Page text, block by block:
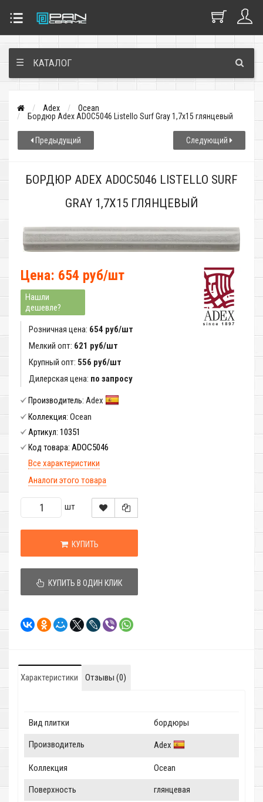
☰ КАТАЛОГ
Adex
Ocean
Бордюр Adex ADOC5046 Listello Surf Gray 1,7x15 глянцевый
Предыдущий Следующий
БОРДЮР ADEX ADOC5046 LISTELLO SURF
GRAY 1,7X15 ГЛЯНЦЕВЫЙ
Цена: 654 руб/шт
Нашли
дешевле?
Розничная цена: 654 руб/шт
Мелкий опт: 621 руб/шт
Крупный опт: 556 руб/шт
Дилерская цена: по запросу
Производитель: Adex
Коллекция: Ocean
Артикул: 10351
Код товара: ADOC5046
Все характеристики
Аналоги этого товара
шт
КУПИТЬ
КУПИТЬ В ОДИН КЛИК
Характеристики Отзывы (0)
Вид плитки бордюры
Производитель Adex
Коллекция Ocean
Поверхность глянцевая